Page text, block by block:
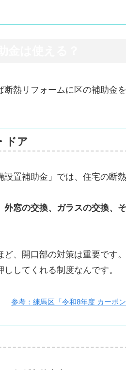
熱リフォームに区の補助金
ドア
置補助金」では、住宅の断
外窓の交換、ガラスの交換、
、開口部の対策は重要です
してくれる制度なんです。
参考：練馬区「令和8年度 カーボ